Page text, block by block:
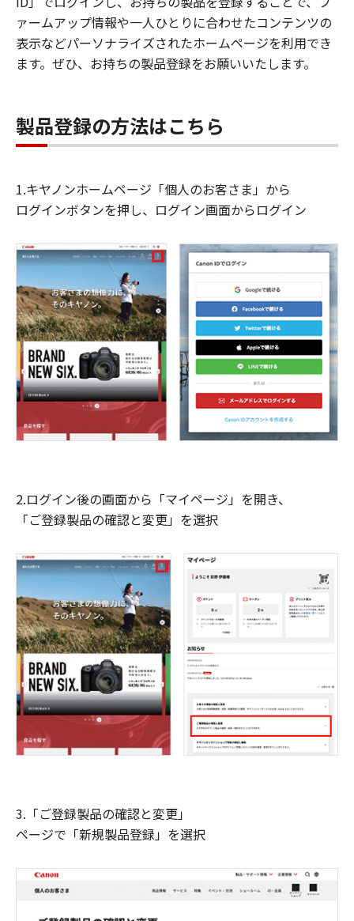
ァームアップ情報や一人ひとりに合わせたコンテンツの
表示などパーソナライズされたホームページを利用でき
ます。ぜひ、お持ちの製品登録をお願いいたします。
製品登録の方法はこちら
1.キヤノンホームページ「個人のお客さま」から
ログインボタンを押し、ログイン画面からログイン
2.ログイン後の画面から「マイページ」を開き、
「ご登録製品の確認と変更」を選択
3.「ご登録製品の確認と変更」
ページで「新規製品登録」を選択